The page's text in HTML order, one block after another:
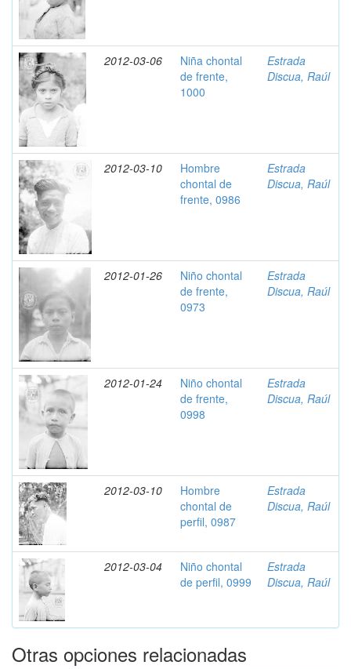
2012-03-06
Niña chontal
de frente,
1000
Estrada
Discua, Raúl
2012-03-10
Hombre
chontal de
frente, 0986
Estrada
Discua, Raúl
2012-01-26
Niño chontal
de frente,
0973
Estrada
Discua, Raúl
2012-01-24
Niño chontal
de frente,
0998
Estrada
Discua, Raúl
2012-03-10
Hombre
chontal de
perfil, 0987
Estrada
Discua, Raúl
2012-03-04
Niño chontal
de perfil, 0999
Estrada
Discua, Raúl
Otras opciones relacionadas